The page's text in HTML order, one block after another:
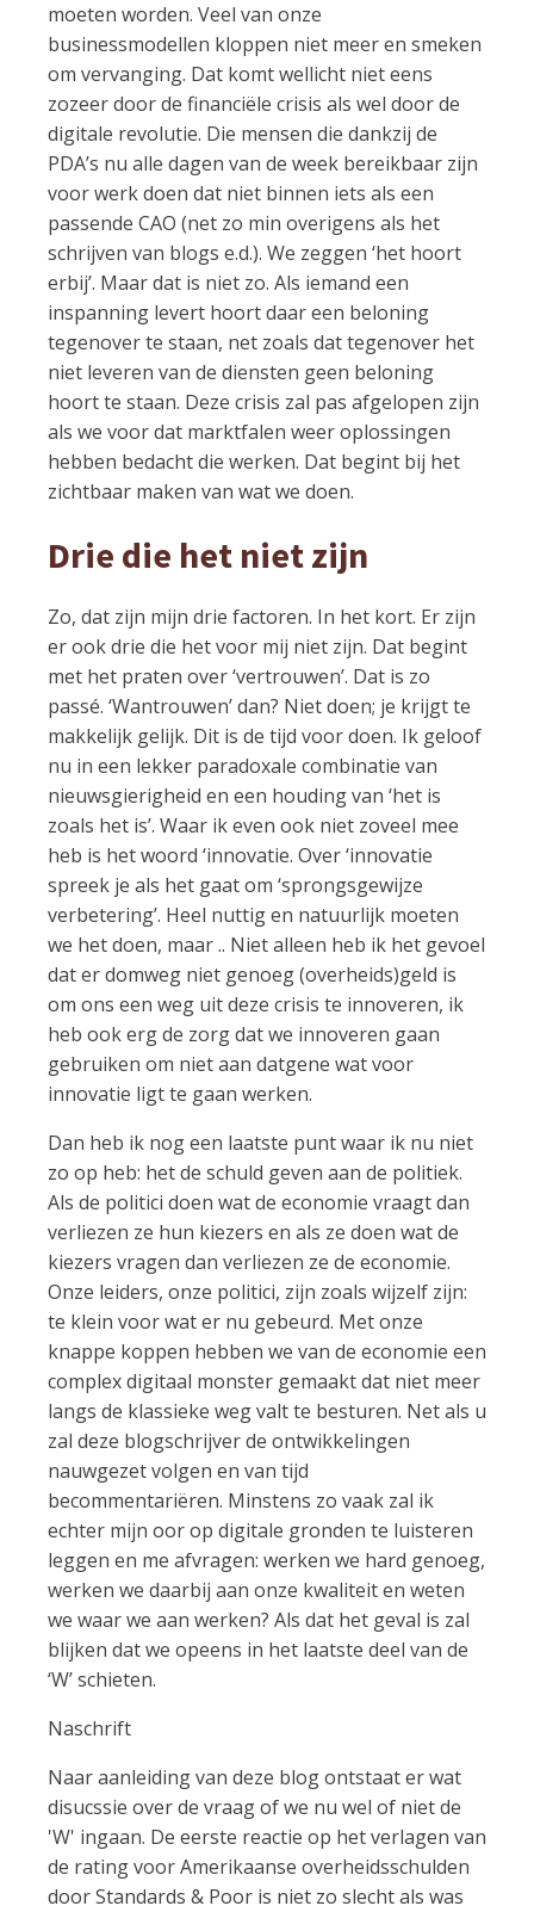
moeten worden. Veel van onze
businessmodellen kloppen niet meer en smeken
om vervanging. Dat komt wellicht niet eens
zozeer door de financiële crisis als wel door de
digitale revolutie. Die mensen die dankzij de
PDA’s nu alle dagen van de week bereikbaar zijn
voor werk doen dat niet binnen iets als een
passende CAO (net zo min overigens als het
schrijven van blogs e.d.). We zeggen ‘het hoort
erbij’. Maar dat is niet zo. Als iemand een
inspanning levert hoort daar een beloning
tegenover te staan, net zoals dat tegenover het
niet leveren van de diensten geen beloning
hoort te staan. Deze crisis zal pas afgelopen zijn
als we voor dat marktfalen weer oplossingen
hebben bedacht die werken. Dat begint bij het
zichtbaar maken van wat we doen.
Drie die het niet zijn
Zo, dat zijn mijn drie factoren. In het kort. Er zijn
er ook drie die het voor mij niet zijn. Dat begint
met het praten over ‘vertrouwen’. Dat is zo
passé. ‘Wantrouwen’ dan? Niet doen; je krijgt te
makkelijk gelijk. Dit is de tijd voor doen. Ik geloof
nu in een lekker paradoxale combinatie van
nieuwsgierigheid en een houding van ‘het is
zoals het is’. Waar ik even ook niet zoveel mee
heb is het woord ‘innovatie. Over ‘innovatie
spreek je als het gaat om ‘sprongsgewijze
verbetering’. Heel nuttig en natuurlijk moeten
we het doen, maar .. Niet alleen heb ik het gevoel
dat er domweg niet genoeg (overheids)geld is
om ons een weg uit deze crisis te innoveren, ik
heb ook erg de zorg dat we innoveren gaan
gebruiken om niet aan datgene wat voor
innovatie ligt te gaan werken.
Dan heb ik nog een laatste punt waar ik nu niet
zo op heb: het de schuld geven aan de politiek.
Als de politici doen wat de economie vraagt dan
verliezen ze hun kiezers en als ze doen wat de
kiezers vragen dan verliezen ze de economie.
Onze leiders, onze politici, zijn zoals wijzelf zijn:
te klein voor wat er nu gebeurd. Met onze
knappe koppen hebben we van de economie een
complex digitaal monster gemaakt dat niet meer
langs de klassieke weg valt te besturen. Net als u
zal deze blogschrijver de ontwikkelingen
nauwgezet volgen en van tijd
becommentariëren. Minstens zo vaak zal ik
echter mijn oor op digitale gronden te luisteren
leggen en me afvragen: werken we hard genoeg,
werken we daarbij aan onze kwaliteit en weten
we waar we aan werken? Als dat het geval is zal
blijken dat we opeens in het laatste deel van de
‘W’ schieten.
Naschrift
Naar aanleiding van deze blog ontstaat er wat
disucssie over de vraag of we nu wel of niet de
'W' ingaan. De eerste reactie op het verlagen van
de rating voor Amerikaanse overheidsschulden
door Standards & Poor is niet zo slecht als was